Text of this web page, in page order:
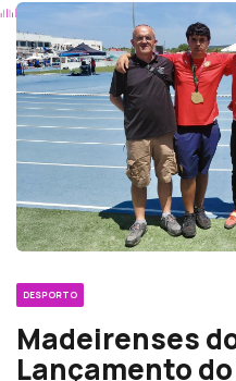
DESPORTO
Madeirenses
Lançamento